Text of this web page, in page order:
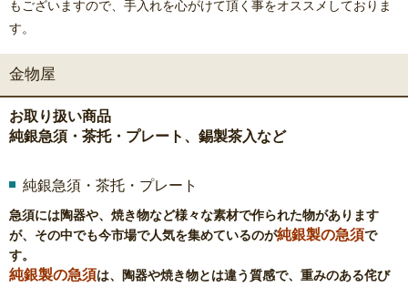
もございますので、 手入れを心がけて頂く事をオススメしておりま
す。
金物屋
お取り扱い商品
純銀急須・茶托・プレート、錫製茶入など
純銀急須・茶托・プレート
急須には陶器や、焼き物など様々な素材で作られた物があります
が、その中でも今市場で人気を集めているのが純銀製の急須で
す。
純銀製の急須は、陶器や焼き物とは違う質感で、重みのある侘び